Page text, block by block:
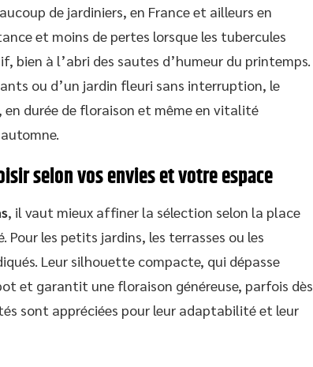
de jardiniers, en France et ailleurs en
et moins de pertes lorsque les tubercules
bien à l’abri des sautes d’humeur du printemps.
ou d’un jardin fleuri sans interruption, le
en durée de floraison et même en vitalité
selon vos envies et votre espace
, il vaut mieux affiner la sélection selon la place
les petits jardins, les terrasses ou les
Leur silhouette compacte, qui dépasse
et garantit une floraison généreuse, parfois dès
sont appréciées pour leur adaptabilité et leur